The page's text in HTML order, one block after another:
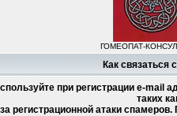
ГОМЕОПАТ-
Как связаться
при регистрации e-mail
таких
регистрационной атаки